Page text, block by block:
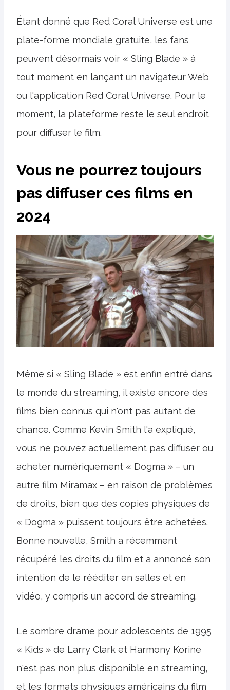
Étant donné que Red Coral Universe est une
plate-forme mondiale gratuite, les fans
peuvent désormais voir « Sling Blade » à
tout moment en lançant un navigateur Web
ou l'application Red Coral Universe. Pour le
moment, la plateforme reste le seul endroit
pour diffuser le film.
Vous ne pourrez toujours
pas diffuser ces films en
2024
Même si « Sling Blade » est enfin entré dans
le monde du streaming, il existe encore des
films bien connus qui n'ont pas autant de
chance. Comme Kevin Smith l'a expliqué,
vous ne pouvez actuellement pas diffuser ou
acheter numériquement « Dogma » – un
autre film Miramax – en raison de problèmes
de droits, bien que des copies physiques de
« Dogma » puissent toujours être achetées.
Bonne nouvelle, Smith a récemment
récupéré les droits du film et a annoncé son
intention de le rééditer en salles et en
vidéo, y compris un accord de streaming.
Le sombre drame pour adolescents de 1995
« Kids » de Larry Clark et Harmony Korine
n'est pas non plus disponible en streaming,
et les formats physiques américains du film